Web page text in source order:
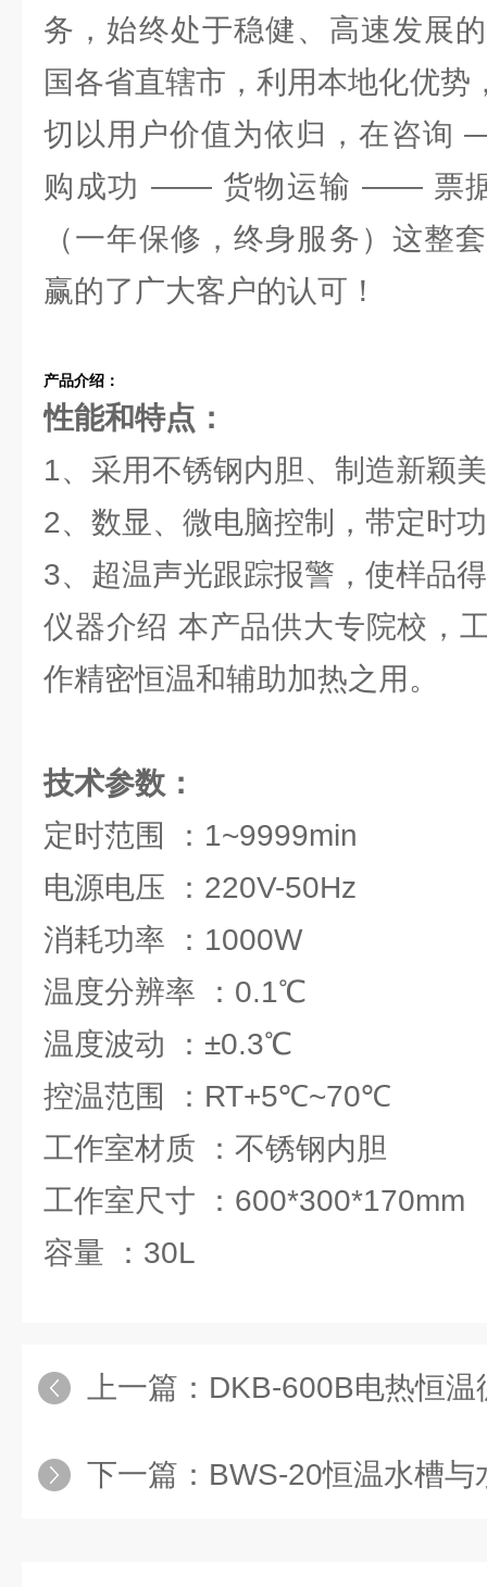
务，始终处于稳健、高速发展
国各省直辖市，利用本地化优势
切以用户价值为依归，在咨
购成功 —— 货物运输 —— 票
（一年保修，终身服务）这整
赢的了广大客户的认可！
产品介绍：
性能和特点：
1、采用不锈钢内胆、制造新颖
2、数显、微电脑控制，带定时
3、超温声光跟踪报警，使样品
仪器介绍 本产品供大专院校，
作精密恒温和辅助加热之用。
技术参数：
定时范围 ：1~9999min
电源电压 ：220V-50Hz
消耗功率 ：1000W
温度分辨率 ：0.1℃
温度波动 ：±0.3℃
控温范围 ：RT+5℃~70℃
工作室材质 ：不锈钢内胆
工作室尺寸 ：600*300*170mm
容量 ：30L
上一篇： DKB-600B电热恒温
下一篇： BWS-20恒温水槽与